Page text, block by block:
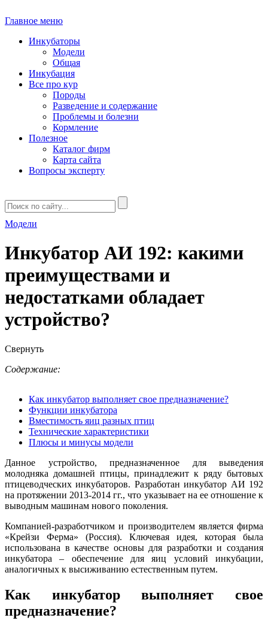
Главное меню
Инкубаторы
Модели
Общая
Инкубация
Все про кур
Породы
Разведение и содержание
Проблемы и болезни
Кормление
Полезное
Каталог фирм
Карта сайта
Вопросы эксперту
Модели
Инкубатор АИ 192: какими
преимуществами и
недостатками обладает
устройство?
Свернуть
Содержание:
Как инкубатор выполняет свое предназначение?
Функции инкубатора
Вместимость яиц разных птиц
Технические характеристики
Плюсы и минусы модели
Данное устройство, предназначенное для выведения
молодняка домашней птицы, принадлежит к ряду бытовых
птицеводческих инкубаторов. Разработан инкубатор АИ 192
на протяжении 2013-2014 гг., что указывает на ее отношение к
выводным машинам нового поколения.
Компанией-разработчиком и производителем является фирма
«Крейзи Ферма» (Россия). Ключевая идея, которая была
использована в качестве основы для разработки и создания
инкубатора – обеспечение для яиц условий инкубации,
аналогичных к высиживанию естественным путем.
Как инкубатор выполняет свое
предназначение?